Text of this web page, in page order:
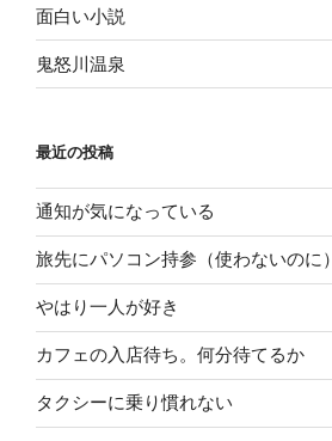
面白い小説
鬼怒川温泉
最近の投稿
通知が気になっている
旅先にパソコン持参（使わないのに）
やはり一人が好き
カフェの入店待ち。何分待てるか
タクシーに乗り慣れない